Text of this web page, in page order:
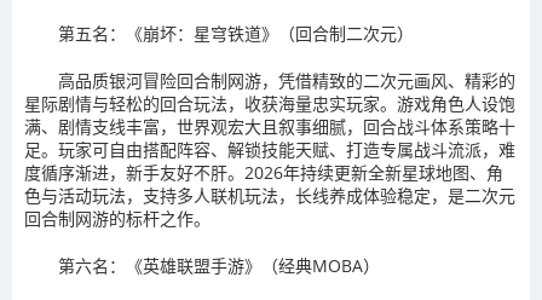
第五名：《崩坏：星穹铁道》（回合制二次元）
高品质银河冒险回合制网游，凭借精致的二次元画风、精彩的
星际剧情与轻松的回合玩法，收获海量忠实玩家。游戏角色人设饱
满、剧情支线丰富，世界观宏大且叙事细腻，回合战斗体系策略十
足。玩家可自由搭配阵容、解锁技能天赋、打造专属战斗流派，难
度循序渐进，新手友好不肝。2026年持续更新全新星球地图、角
色与活动玩法，支持多人联机玩法，长线养成体验稳定，是二次元
回合制网游的标杆之作。
第六名：《英雄联盟手游》（经典MOBA）